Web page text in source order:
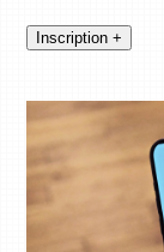
Inscription +